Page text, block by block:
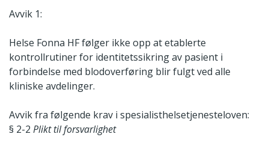
Avvik 1:
Helse Fonna HF følger ikke opp at etablerte
kontrollrutiner for identitetssikring av pasient i
forbindelse med blodoverføring blir fulgt ved alle
kliniske avdelinger.
Avvik fra følgende krav i spesialisthelsetjenesteloven:
§ 2-2 Plikt til forsvarlighet